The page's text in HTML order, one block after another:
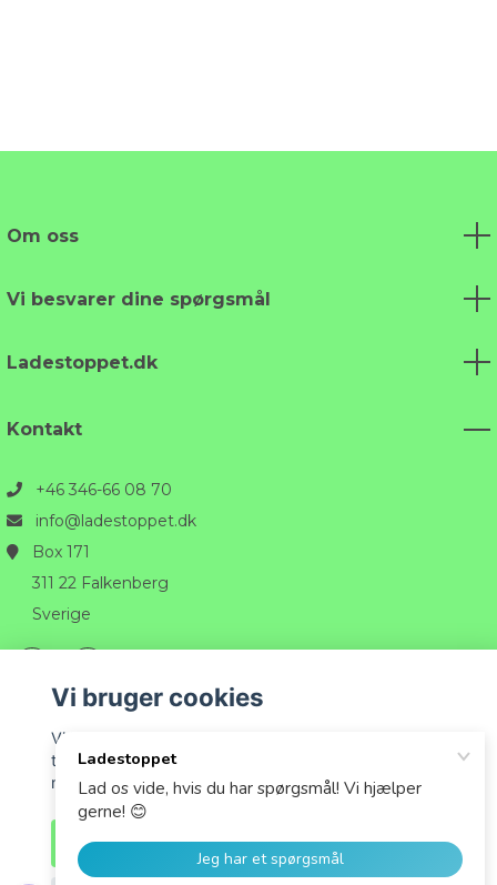
Om oss
Vi besvarer dine spørgsmål
Ladestoppet.dk
Kontakt
+46 346-66 08 70
info@ladestoppet.dk
Box 171
311 22 Falkenberg
Sverige
Vi bruger cookies
Vi bruger cookies til at tilpasse det indhold, der vises
til dig, og for at give dig den bedst mulige oplevelse,
når du handler hos os.
Accepter alle